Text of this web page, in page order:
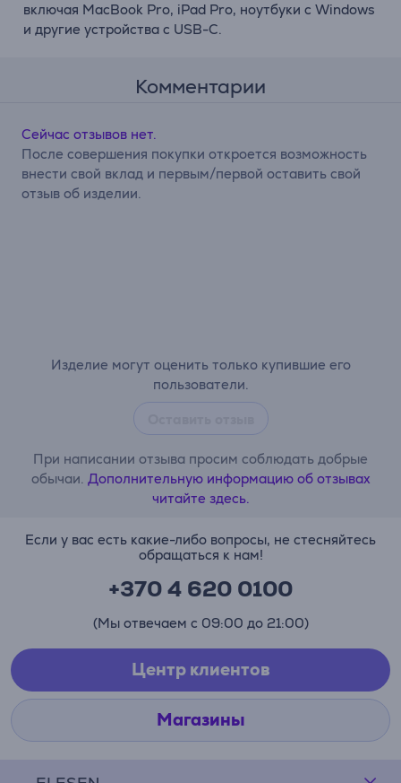
включая MacBook Pro, iPad Pro, ноутбуки с Windows
и другие устройства с USB-C.
Комментарии
Изделие могут оценить только купившие его
пользователи.
При написании отзыва просим соблюдать добрые
обычаи. Дополнительную информацию об отзывах
читайте здесь.
Сейчас отзывов нет.
После совершения покупки откроется возможность
внести свой вклад и первым/первой оставить свой
отзыв об изделии.
Если у вас есть какие-либо вопросы, не стесняйтесь
обращаться к нам!
+370 4 620 0100
(Мы отвечаем с 09:00 до 21:00)
Центр клиентов
Магазины